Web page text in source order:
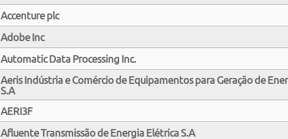
Accenture plc
Adobe Inc
Automatic Data Processing Inc.
Aeris Indústria e Comércio de Equipamentos para Geração de
S.A
AERI3F
Afluente Transmissão de Energia Elétrica S.A